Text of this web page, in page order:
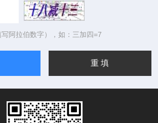
阿拉伯数字），如：三加四=7